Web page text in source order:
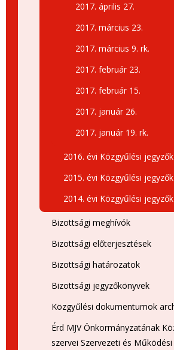
2017. április 27.
2017. március 23.
2017. március 9. rk.
2017. február 23.
2017. február 15.
2017. január 26.
2017. január 19. rk.
2016. évi Közgyűlési
2015. évi Közgyűlési
2014. évi Közgyűlési
Bizottsági meghívók
Bizottsági előterjesztések
Bizottsági határozatok
Bizottsági jegyzőkönyvek
Közgyűlési dokumentumok
Érd MJV Önkormányzatának
szervei Szervezeti és